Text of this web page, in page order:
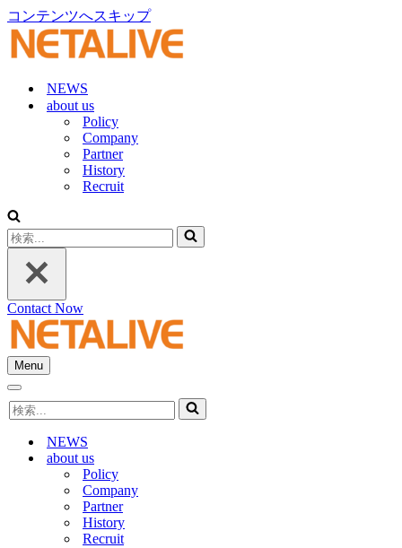
コンテンツへスキップ
NEWS
about us
Policy
Company
Partner
History
Recruit
検
索...
Contact Now
Menu
ナ
ゲ
シ
ョ
ナ
ビ
検
索...
NEWS
about us
Policy
Company
Partner
History
Recruit